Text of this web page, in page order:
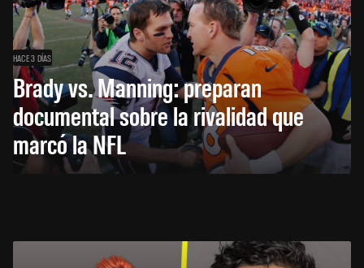
HACE 3 DÍAS
Brady vs. Manning: preparan
documental sobre la rivalidad que
marcó la NFL